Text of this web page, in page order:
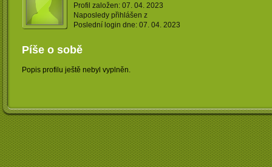
Profil založen: 07. 04. 2023
Naposledy přihlášen z
Poslední login dne: 07. 04. 2023
Píše o sobě
Popis profilu ještě nebyl vyplněn.